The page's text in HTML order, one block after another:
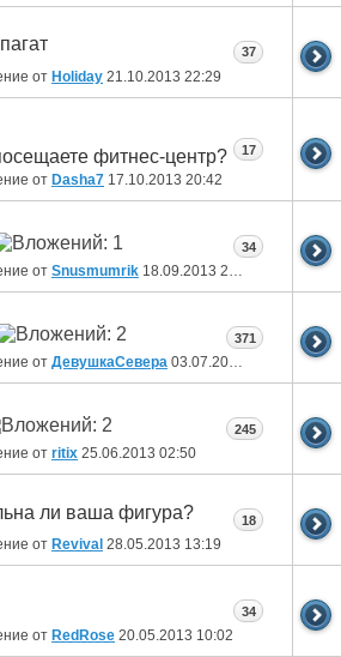
от Holiday 21.10.2013 22:29
37
фитнес-центр?
от Dasha7 17.10.2013 20:42
17
от Snusmumrik 18.09.2013 20:54
34
от ДевушкаСевера 03.07.2013
371
от ritix 25.06.2013 02:50
245
ли ваша фигура?
от Revival 28.05.2013 13:19
18
от RedRose 20.05.2013 10:02
34